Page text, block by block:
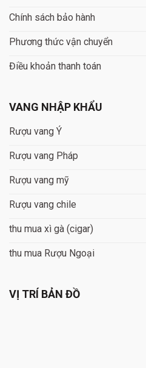
Chính sách bảo hành
Phương thức vận chuyển
Điều khoản thanh toán
VANG NHẬP KHẨU
Rượu vang Ý
Rượu vang Pháp
Rượu vang mỹ
Rượu vang chile
thu mua xì gà (cigar)
thu mua Rượu Ngoại
VỊ TRÍ BẢN ĐỒ